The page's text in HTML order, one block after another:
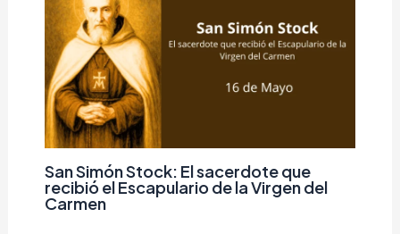
San Simón Stock: El sacerdote que
recibió el Escapulario de la Virgen del
Carmen